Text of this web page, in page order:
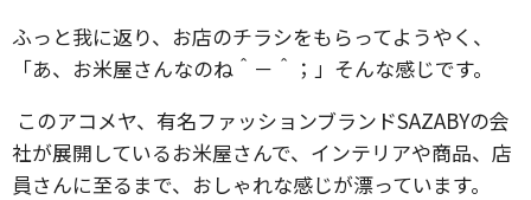
ふっと我に返り、お店のチラシをもらってようやく、
「あ、お米屋さんなのね＾－＾；」そんな感じです。
このアコメヤ、有名ファッションブランドSAZABYの会
社が展開しているお米屋さんで、インテリアや商品、店
員さんに至るまで、おしゃれな感じが漂っています。